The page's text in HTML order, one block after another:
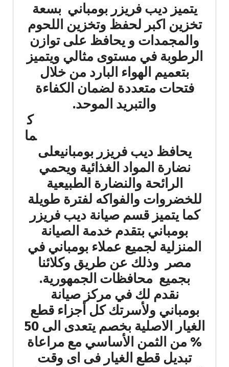
يتميز ديب فريزر بومباني بسعة
تخزين اكبر لحفظ وتخزين اللحوم
والمجمدات و يحافظ على توازن
الرطوبة في مستوى مثالي ويتميز
بتعميم الهواء البارد من خلال
فتحات متعددة لضمان الكفاءة
والتبريد الموحد.
ك
ما
يحافظ ديب فريزر بومبانيعلى
نضارة المواد الغذائية ويحمي
الرائحة والنضارة الطبيعية
للخضروات والفواكه لفترة طويلة
كما يتميز قسم صيانة ديب فريزر
بومباني بتقدم خدمة الصيانة
المنزلية لجميع عملاء بومباني في
مصر وذلك عن طريق وكلائنا
بجميع محافظات الجمهورية.
نقدم لك في مركز صيانة
بومباني ولأسرتك كل أجزاء قطع
الغيار الاصلية بخصم يتعدى الى 50
% من الثمن الأساسي مع مراعاة
تبديل قطع الغيار فى اى وقت